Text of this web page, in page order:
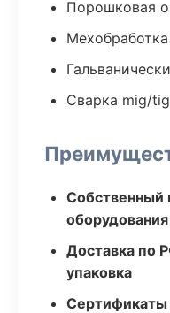
Порошковая
Сварка mig/
Собственный
Доставка по
упаковка
Сертификаты